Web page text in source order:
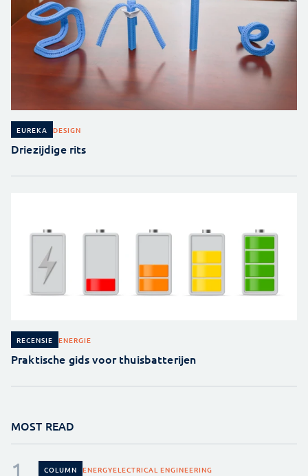
EUREKA DESIGN
Driezijdige rits
RECENSIE ENERGIE
Praktische gids voor thuisbatterijen
MOST READ
COLUMN ENERGYELECTRICAL ENGINEERING